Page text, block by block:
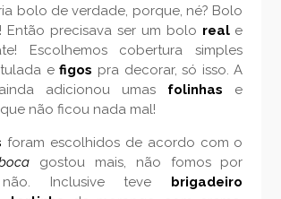
bolo de verdade, porque, né? Bolo
Então precisava ser um bolo real e
Escolhemos cobertura simples
efigos pra decorar, só isso. A
adicionou umas folinhas e
não ficou nada mal!
foram escolhidos de acordo com o
gostou mais, não fomos por
não. Inclusive teve brigadeiro